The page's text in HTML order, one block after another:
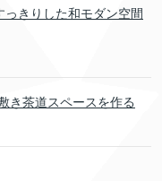
きりした和モダン空間
き茶道スペースを作る